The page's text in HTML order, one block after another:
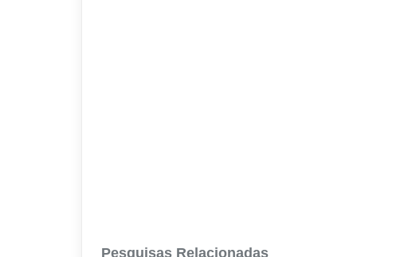
Pesquisas Relacionadas